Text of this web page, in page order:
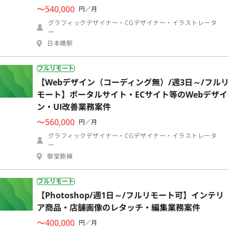
〜540,000 円／月
グラフィックデザイナー・CGデザイナー・イラストレータ
ー
日本橋駅
フルリモート
【Webデザイン（コーディング無）/週3日～/フルリ
モート】ポータルサイト・ECサイト等のWebデザイ
ン・UI改善業務案件
〜560,000 円／月
グラフィックデザイナー・CGデザイナー・イラストレータ
ー
御堂筋線
フルリモート
【Photoshop/週1日～/フルリモート可】インテリ
ア商品・店舗画像のレタッチ・編集業務案件
〜400,000 円／月